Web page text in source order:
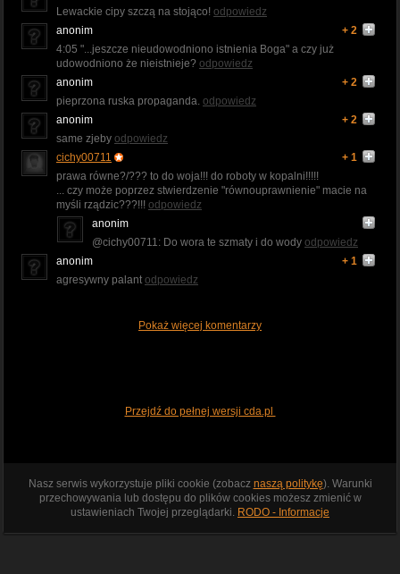
Lewackie cipy szczą na stojąco! odpowiedz
anonim
+ 2
4:05 "...jeszcze nieudowodniono istnienia Boga" a czy już
udowodniono że nieistnieje? odpowiedz
anonim
+ 2
pieprzona ruska propaganda. odpowiedz
anonim
+ 2
same zjeby odpowiedz
cichy00711
+ 1
prawa równe?/??? to do woja!!! do roboty w kopalni!!!!!
... czy może poprzez stwierdzenie "równouprawnienie" macie na
myśli rządzic???!!! odpowiedz
anonim
@cichy00711: Do wora te szmaty i do wody odpowiedz
anonim
+ 1
agresywny palant odpowiedz
Pokaż więcej komentarzy
Przejdź do pełnej wersji cda.pl
Nasz serwis wykorzystuje pliki cookie (zobacz naszą politykę). Warunki
przechowywania lub dostępu do plików cookies możesz zmienić w
ustawieniach Twojej przeglądarki. RODO - Informacje